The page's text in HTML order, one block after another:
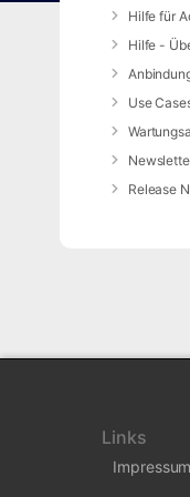
Hilfe für
Hilfe -
Release
Links
Impressum